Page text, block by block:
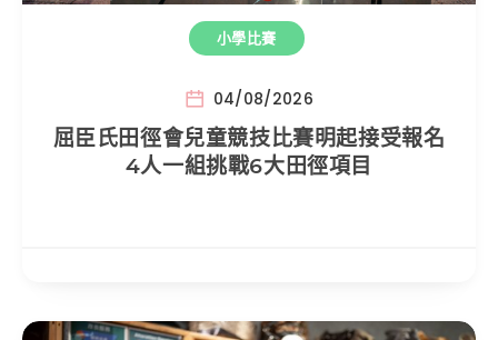
小學比賽
04/08/2026
屈臣氏田徑會兒童競技比賽明起接受報名
4人一組挑戰6大田徑項目